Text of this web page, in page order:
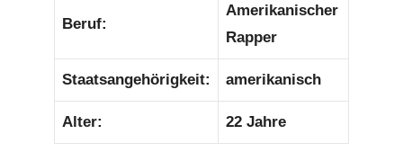
Beruf:
Amerikanischer
Rapper
Staatsangehörigkeit: amerikanisch
Alter: 22 Jahre